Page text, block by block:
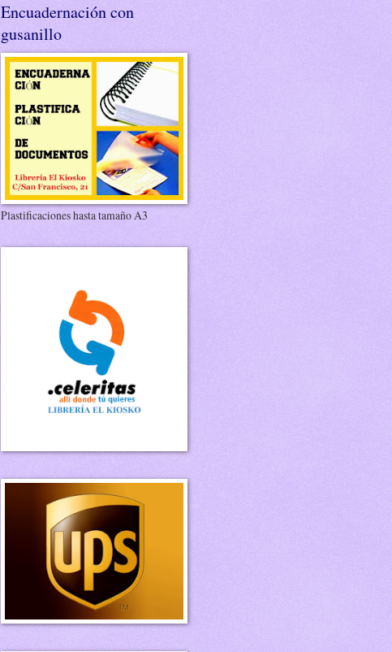
Encuadernación con
gusanillo
Plastificaciones hasta tamaño A3